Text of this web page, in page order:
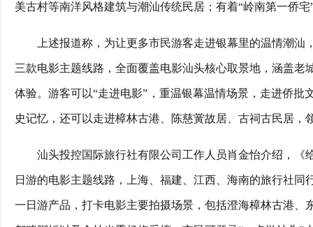
美古村等南洋风格建筑与潮汕传统民居；有着“岭南第一侨
上述报道称，为让更多市民游客走进银幕里的温情潮
三款电影主题线路，全面覆盖电影汕头核心取景地，涵盖
体验。游客可以“走进电影”，重温银幕温情场景，走进侨
史记忆，还可以走进樟林古港、陈慈黉故居、古祠古民居，
汕头投控国际旅行社有限公司工作人员肖金怡介绍，
日游的电影主题线路，上海、福建、江西、海南的旅行社
一日游产品，打卡电影主要拍摄场景，包括澄海樟林古港